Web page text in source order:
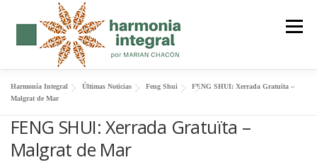
Menú
FENG SHUI SER CUERPO FORMACIÓN
MANTRAS SOBRE MI
Harmonía Integral Últimas Noticias Feng Shui
FENG SHUI: Xerrada Gratuïta –
Malgrat de Mar
FENG SHUI: Xerrada Gratuïta –
Malgrat de Mar